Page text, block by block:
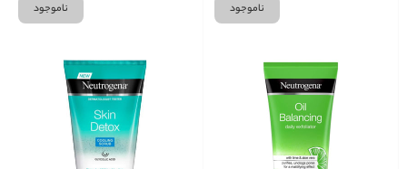
ناموجود ناموجود